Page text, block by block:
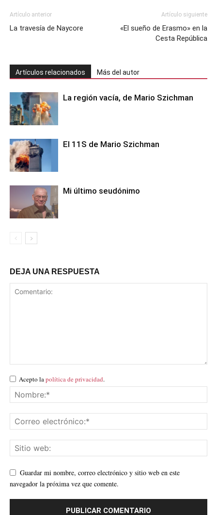
Artículo anterior
La travesía de Naycore
Artículo siguiente
«El sueño de Erasmo» en la
Cesta República
Artículos relacionados Más del autor
La región vacía, de Mario Szichman
El 11S de Mario Szichman
Mi último seudónimo
DEJA UNA RESPUESTA
Acepto lapolítica de privacidad.
Guardar mi nombre, correo electrónico y sitio web en este
navegador la próxima vez que comente.